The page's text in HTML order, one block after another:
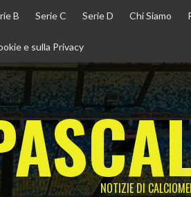
B Serie C Serie D Chi Siamo
e sulla Privacy
NOTIZIE DI